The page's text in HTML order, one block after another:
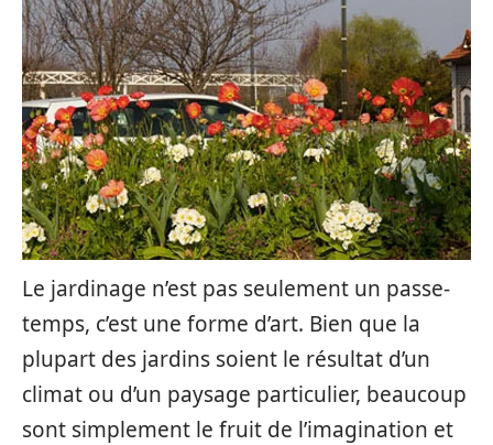
Le jardinage n’est pas seulement un passe-
temps, c’est une forme d’art. Bien que la
plupart des jardins soient le résultat d’un
climat ou d’un paysage particulier, beaucoup
sont simplement le fruit de l’imagination et